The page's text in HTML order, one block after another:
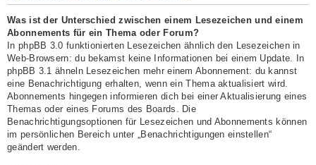
Was ist der Unterschied zwischen einem Lesezeichen und einem
Abonnements für ein Thema oder Forum?
In phpBB 3.0 funktionierten Lesezeichen ähnlich den Lesezeichen in
Web-Browsern: du bekamst keine Informationen bei einem Update. In
phpBB 3.1 ähneln Lesezeichen mehr einem Abonnement: du kannst
eine Benachrichtigung erhalten, wenn ein Thema aktualisiert wird.
Abonnements hingegen informieren dich bei einer Aktualisierung eines
Themas oder eines Forums des Boards. Die
Benachrichtigungsoptionen für Lesezeichen und Abonnements können
im persönlichen Bereich unter „Benachrichtigungen einstellen“
geändert werden.